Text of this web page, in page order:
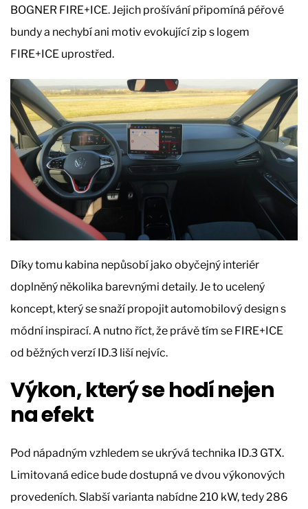
BOGNER FIRE+ICE. Jejich prošívání připomíná péřové
bundy a nechybí ani motiv evokující zip s logem
FIRE+ICE uprostřed.
Díky tomu kabina nepůsobí jako obyčejný interiér
doplněný několika barevnými detaily. Je to ucelený
koncept, který se snaží propojit automobilový design s
módní inspirací. A nutno říct, že právě tím se FIRE+ICE
od běžných verzí ID.3 liší nejvíc.
Výkon, který se hodí nejen
na efekt
Pod nápadným vzhledem se ukrývá technika ID.3 GTX.
Limitovaná edice bude dostupná ve dvou výkonových
provedeních. Slabší varianta nabídne 210 kW, tedy 286